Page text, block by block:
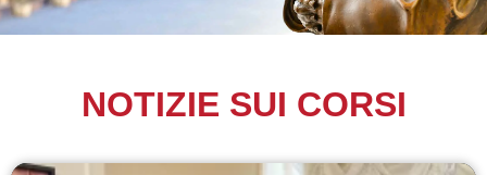
NOTIZIE SUI CORSI